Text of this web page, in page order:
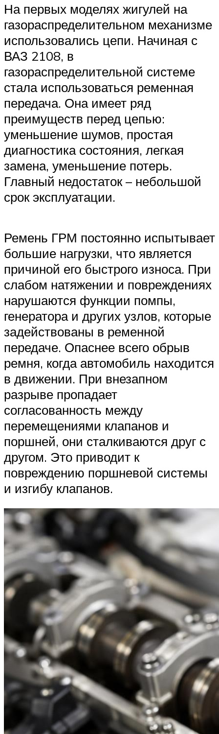
На первых моделях жигулей на
газораспределительном механизме
использовались цепи. Начиная с
ВАЗ 2108, в
газораспределительной системе
стала использоваться ременная
передача. Она имеет ряд
преимуществ перед цепью:
уменьшение шумов, простая
диагностика состояния, легкая
замена, уменьшение потерь.
Главный недостаток – небольшой
срок эксплуатации.
Ремень ГРМ постоянно испытывает
большие нагрузки, что является
причиной его быстрого износа. При
слабом натяжении и повреждениях
нарушаются функции помпы,
генератора и других узлов, которые
задействованы в ременной
передаче. Опаснее всего обрыв
ремня, когда автомобиль находится
в движении. При внезапном
разрыве пропадает
согласованность между
перемещениями клапанов и
поршней, они сталкиваются друг с
другом. Это приводит к
повреждению поршневой системы
и изгибу клапанов.